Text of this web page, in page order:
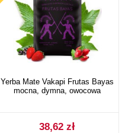
Yerba Mate Vakapi Frutas Bayas
mocna, dymna, owocowa
38,62 zł